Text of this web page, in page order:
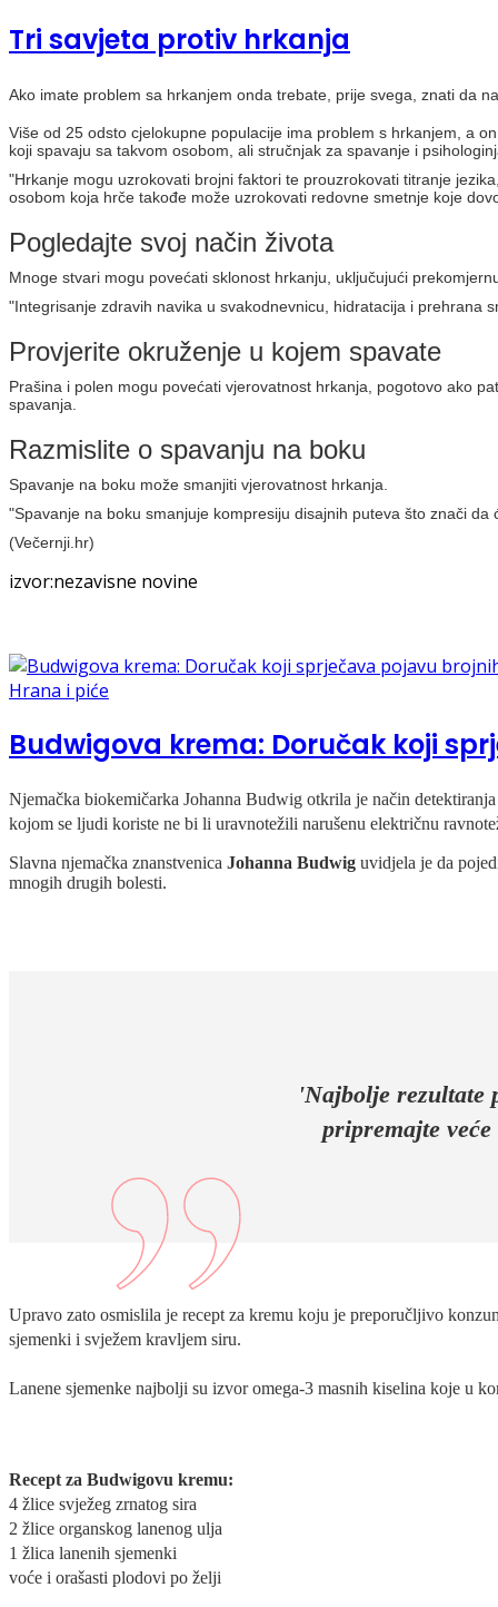
Tri savjeta protiv hrkanja
Ako imate problem sa hrkanjem onda trebate, prije svega, znati da
Više od 25 odsto cjelokupne populacije ima problem s hrkanjem, a
koji spavaju sa takvom osobom, ali stručnjak za spavanje i
"Hrkanje mogu uzrokovati brojni faktori te prouzrokovati titranje
osobom koja hrče takođe može uzrokovati redovne smetnje koje
Pogledajte svoj način života
Mnoge stvari mogu povećati sklonost hrkanju, uključujući
"Integrisanje zdravih navika u svakodnevnicu, hidratacija i prehrana
Provjerite okruženje u kojem spavate
Prašina i polen mogu povećati vjerovatnost hrkanja, pogotovo ako
spavanja.
Razmislite o spavanju na boku
Spavanje na boku može smanjiti vjerovatnost hrkanja.
"Spavanje na boku smanjuje kompresiju disajnih puteva što znači
(Večernji.hr)
izvor:nezavisne novine
Hrana i piće
Budwigova krema: Doručak koji
Njemačka biokemičarka Johanna Budwig otkrila je način
kojom se ljudi koriste ne bi li uravnotežili narušenu električnu
Slavna njemačka znanstvenica Johanna Budwig uvidjela je da
mnogih drugih bolesti.
'Najbolje rezultate
pripremajte
Upravo zato osmislila je recept za kremu koju je preporučljivo
sjemenki i svježem kravljem siru.
Lanene sjemenke najbolji su izvor omega-3 masnih kiselina koje u
Recept za Budwigovu kremu:
4 žlice svježeg zrnatog sira
2 žlice organskog lanenog ulja
1 žlica lanenih sjemenki
voće i orašasti plodovi po želji